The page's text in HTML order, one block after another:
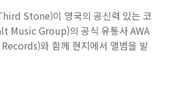
Stone)이 영국의 공신력 있는 코
Music Group)의 공식 유통사 AWA
와 함께 현지에서 앨범을 발